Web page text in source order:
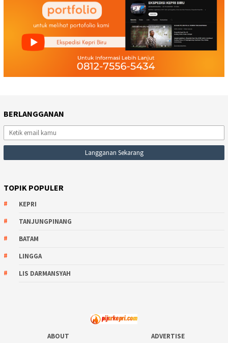
BERLANGGANAN
TOPIK POPULER
KEPRI
TANJUNGPINANG
BATAM
LINGGA
LIS DARMANSYAH
ABOUT
ADVERTISE